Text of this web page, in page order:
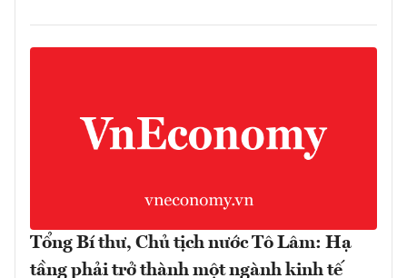
Tổng Bí thư, Chủ tịch nước Tô Lâm: Hạ
tầng phải trở thành một ngành kinh tế